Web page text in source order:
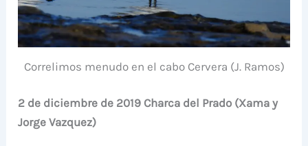
Correlimos menudo en el cabo Cervera (J. Ramos)
2 de diciembre de 2019 Charca del Prado (Xama y
Jorge Vazquez)